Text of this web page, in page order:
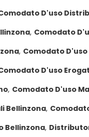
D'uso
, Comodato
, Comodato
D'uso
, Comodato D'uso
Bellinzona,
Bellinzona,